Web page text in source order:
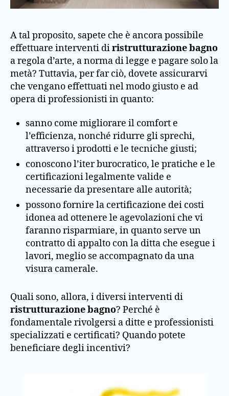
A tal proposito, sapete che è ancora possibile
effettuare interventi diristrutturazione bagno
a regola d’arte, a norma di legge e pagare solo la
metà? Tuttavia, per far ciò, dovete assicurarvi
che vengano effettuati nel modo giusto e ad
opera di professionisti in quanto:
sanno come migliorare il comfort e
l’efficienza, nonché ridurre gli sprechi,
attraverso i prodotti e le tecniche giusti;
conoscono l’iter burocratico, le pratiche e le
certificazioni legalmente valide e
necessarie da presentare alle autorità;
possono fornire la certificazione dei costi
idonea ad ottenere le agevolazioni che vi
faranno risparmiare, in quanto serve un
contratto di appalto con la ditta che esegue i
lavori, meglio se accompagnato da una
visura camerale.
Quali sono, allora, i diversi interventi di
ristrutturazione bagno? Perché è
fondamentale rivolgersi a ditte e professionisti
specializzati e certificati? Quando potete
beneficiare degli incentivi?